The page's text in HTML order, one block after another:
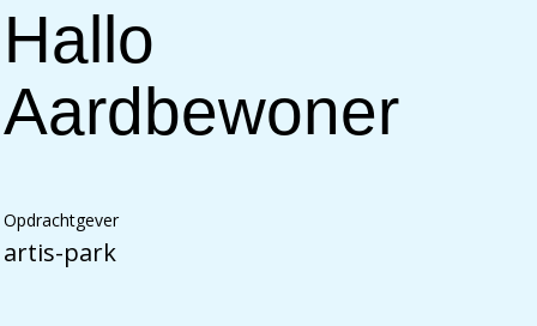
Hallo
Aardbewoner
Opdrachtgever
artis-park